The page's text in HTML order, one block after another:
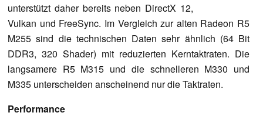
unterstützt daher bereits neben DirectX 12,
Vulkan und FreeSync. Im Vergleich zur alten Radeon R5
M255 sind die technischen Daten sehr ähnlich (64 Bit
DDR3, 320 Shader) mit reduzierten Kerntaktraten. Die
langsamere R5 M315 und die schnelleren M330 und
M335 unterscheiden anscheinend nur die Taktraten.
Performance